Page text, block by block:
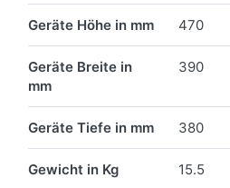
Geräte Höhe in mm 470
Geräte Breite in
mm
390
Geräte Tiefe in mm 380
Gewicht in Kg 15.5